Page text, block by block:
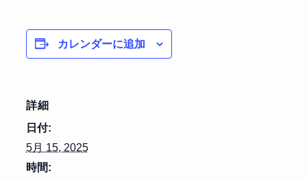
カレンダーに追加
詳細
日付:
5月 15, 2025
時間: